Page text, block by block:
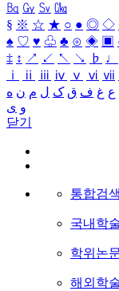
㏃ ㏉ ㏜ ㏆
§ ※ ☆ ★ ○ ● ◎ ◇
♠ ♡ ♥ ♧ ♣ ⊙ ◈ ▣
‡ ↕ ↗ ↙ ↖ ↘ ♭ ♩
ⅰ
ⅱ ⅲ ⅳ ⅴ ⅵ ⅶ
ع غ ف ق ک ل م ن ه
و ی
닫기
통합검색
국내학
학위논
해외학